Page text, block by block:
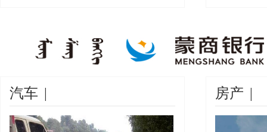
汽车 | 房产 |